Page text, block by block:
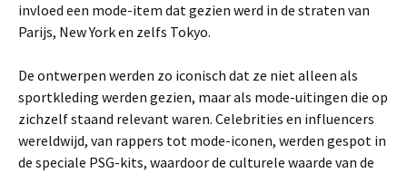
invloed een mode-item dat gezien werd in de straten van
Parijs, New York en zelfs Tokyo.
De ontwerpen werden zo iconisch dat ze niet alleen als
sportkleding werden gezien, maar als mode-uitingen die op
zichzelf staand relevant waren. Celebrities en influencers
wereldwijd, van rappers tot mode-iconen, werden gespot in
de speciale PSG-kits, waardoor de culturele waarde van de